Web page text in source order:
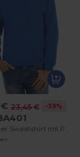
23,45 € -39%